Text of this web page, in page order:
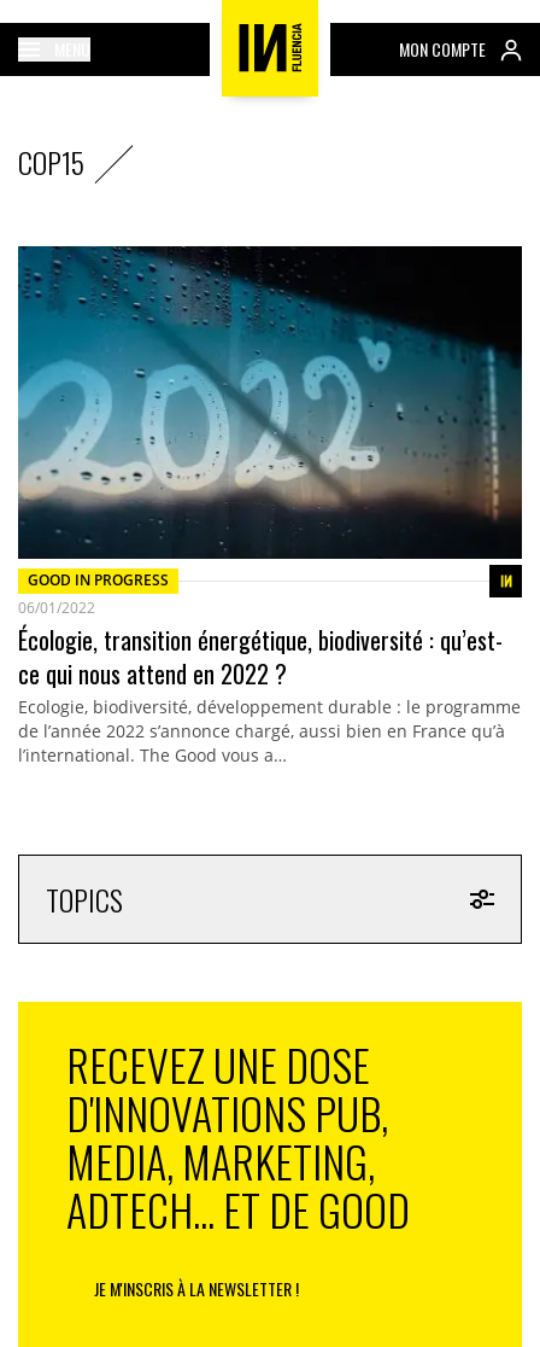
MON COMPTE
COP15
GOOD IN PROGRESS
06/01/2022
Écologie, transition énergétique, biodiversité : qu’est-
ce qui nous attend en 2022 ?
Ecologie, biodiversité, développement durable : le programme
de l’année 2022 s’annonce chargé, aussi bien en France qu’à
l’international. The Good vous a…
TOPICS
RECEVEZ UNE DOSE
D'INNOVATIONS PUB,
MEDIA, MARKETING,
ADTECH... ET DE GOOD
JE M'INSCRIS À LA NEWSLETTER !